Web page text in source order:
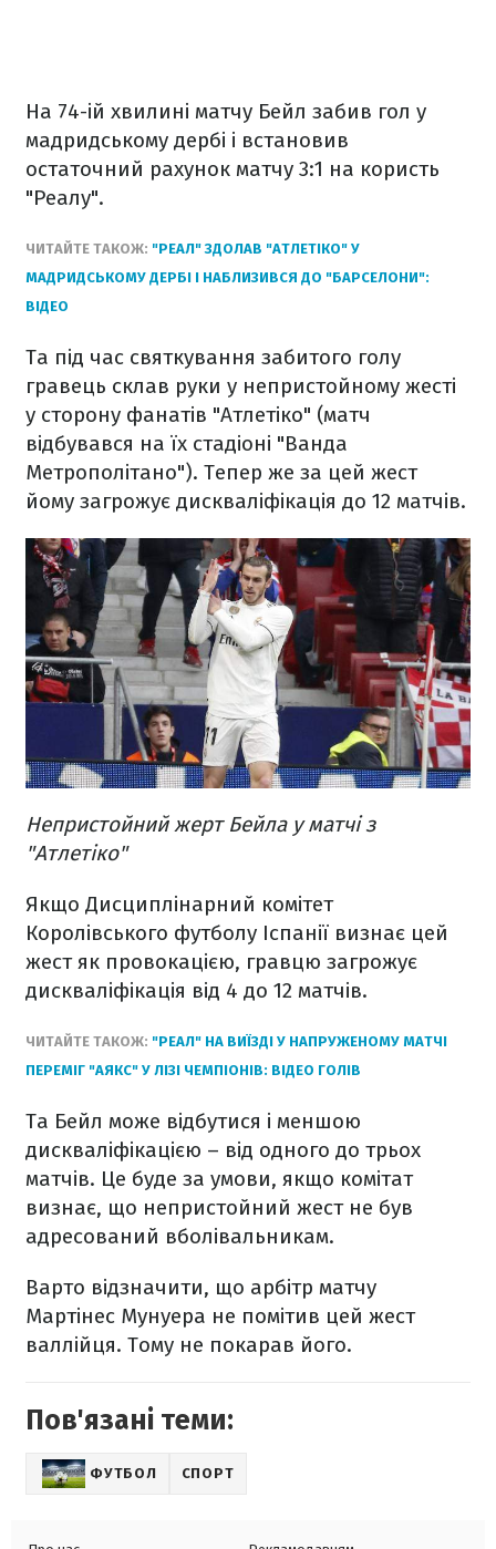
На 74-ій хвилині матчу Бейл забив гол у
мадридському дербі і встановив
остаточний рахунок матчу 3:1 на користь
"Реалу".
ЧИТАЙТЕ ТАКОЖ: "РЕАЛ" ЗДОЛАВ "АТЛЕТІКО" У
МАДРИДСЬКОМУ ДЕРБІ І НАБЛИЗИВСЯ ДО "БАРСЕЛОНИ":
ВІДЕО
Та під час святкування забитого голу
гравець склав руки у непристойному жесті
у сторону фанатів "Атлетіко" (матч
відбувався на їх стадіоні "Ванда
Метрополітано"). Тепер же за цей жест
йому загрожує дискваліфікація до 12 матчів.
Непристойний жерт Бейла у матчі з
"Атлетіко"
Якщо Дисциплінарний комітет
Королівського футболу Іспанії визнає цей
жест як провокацією, гравцю загрожує
дискваліфікація від 4 до 12 матчів.
ЧИТАЙТЕ ТАКОЖ: "РЕАЛ" НА ВИЇЗДІ У НАПРУЖЕНОМУ МАТЧІ
ПЕРЕМІГ "АЯКС" У ЛІЗІ ЧЕМПІОНІВ: ВІДЕО ГОЛІВ
Та Бейл може відбутися і меншою
дискваліфікацією – від одного до трьох
матчів. Це буде за умови, якщо комітат
визнає, що непристойний жест не був
адресований вболівальникам.
Варто відзначити, що арбітр матчу
Мартінес Мунуера не помітив цей жест
валлійця. Тому не покарав його.
Пов'язані теми:
ФУТБОЛ СПОРТ